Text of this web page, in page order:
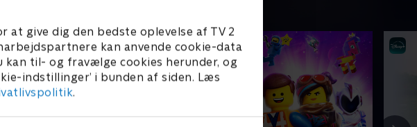
give dig den bedste oplevelse af TV 2
kan anvende cookie-data
til- og fravælge cookies herunder, og
indstillinger’ i bunden af siden. Læs
.